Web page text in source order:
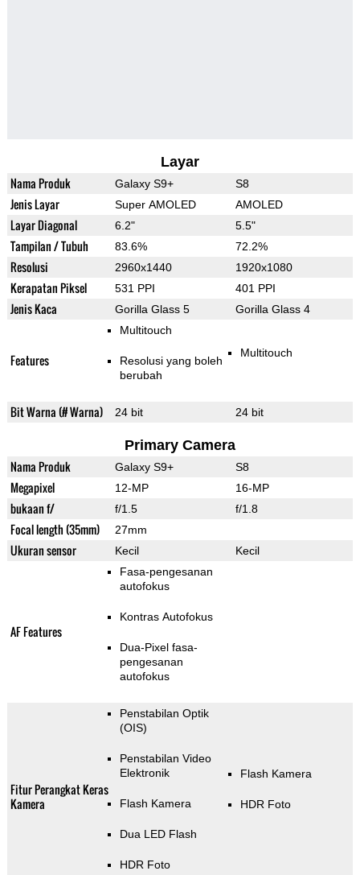
Layar
Nama Produk Galaxy S9+ S8
Jenis Layar Super AMOLED AMOLED
Layar Diagonal 6.2" 5.5"
Tampilan / Tubuh 83.6% 72.2%
Resolusi 2960x1440 1920x1080
Kerapatan Piksel 531 PPI 401 PPI
Jenis Kaca Gorilla Glass 5 Gorilla Glass 4
Features
Multitouch
Resolusi yang boleh
berubah
Multitouch
Bit Warna (# Warna) 24 bit 24 bit
Primary Camera
Nama Produk Galaxy S9+ S8
Megapixel 12-MP 16-MP
bukaan f/ f/1.5 f/1.8
Focal length (35mm) 27mm
Ukuran sensor Kecil Kecil
AF Features
Fasa-pengesanan
autofokus
Kontras Autofokus
Dua-Pixel fasa-
pengesanan
autofokus
Fitur Perangkat Keras
Kamera
Penstabilan Optik
(OIS)
Penstabilan Video
Elektronik
Flash Kamera
Dua LED Flash
HDR Foto
Flash Kamera
HDR Foto